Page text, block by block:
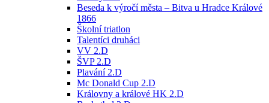
Beseda k výročí města – Bitva u Hradce Králové
1866
Školní triatlon
Talentíci druháci
VV 2.D
ŠVP 2.D
Plavání 2.D
Mc Donald Cup 2.D
Královny a králové HK 2.D